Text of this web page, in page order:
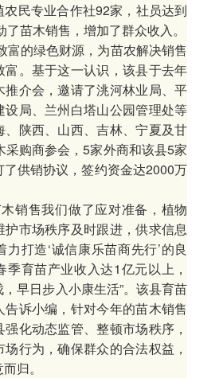
民专业合作社92家，社员达到
苗木销售，增加了群众收入。
富的绿色财源，为苗农解决销售
富。基于这一认识，该县于去年
推介会，邀请了洮河林业局、平
设局、兰州白塔山公园管理处等
、陕西、山西、吉林、宁夏及甘
采购商参会，5家外商和该县5家
供销协议，签约资金达2000万
销售我们做了应对准备，植物
市场秩序及时跟进，供求信息
打造‘诚信康乐苗商先行’的良
季育苗产业收入达1亿元以上，
早日步入小康生活”。该县育苗
告诉小编，针对今年的苗木销售
化动态监管、整顿市场秩序，
行为，确保群众的合法权益，
归。